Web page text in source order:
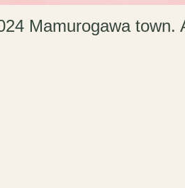
Mamurogawa town.